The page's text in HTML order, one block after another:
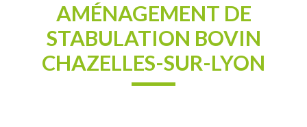
AMÉNAGEMENT DE
STABULATION BOVIN
CHAZELLES-SUR-LYON